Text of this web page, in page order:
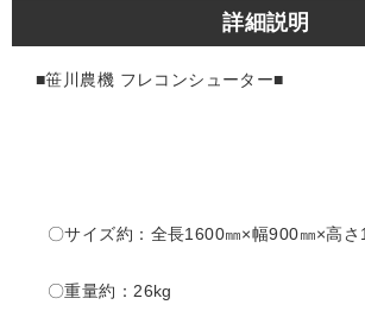
詳細説明
■笹川農機 フレコンシューター■
〇サイズ約：全長1600㎜×幅900㎜×高
〇重量約：26kg